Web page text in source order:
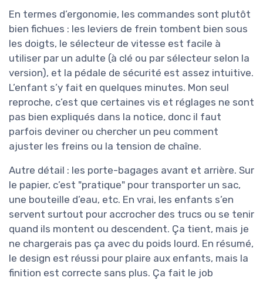
En termes d’ergonomie, les commandes sont plutôt
bien fichues : les leviers de frein tombent bien sous
les doigts, le sélecteur de vitesse est facile à
utiliser par un adulte (à clé ou par sélecteur selon la
version), et la pédale de sécurité est assez intuitive.
L’enfant s’y fait en quelques minutes. Mon seul
reproche, c’est que certaines vis et réglages ne sont
pas bien expliqués dans la notice, donc il faut
parfois deviner ou chercher un peu comment
ajuster les freins ou la tension de chaîne.
Autre détail : les porte-bagages avant et arrière. Sur
le papier, c’est "pratique" pour transporter un sac,
une bouteille d’eau, etc. En vrai, les enfants s’en
servent surtout pour accrocher des trucs ou se tenir
quand ils montent ou descendent. Ça tient, mais je
ne chargerais pas ça avec du poids lourd. En résumé,
le design est réussi pour plaire aux enfants, mais la
finition est correcte sans plus. Ça fait le job